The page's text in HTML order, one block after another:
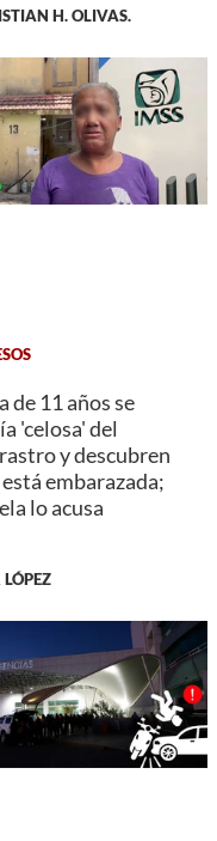
H. OLIVAS.
de 11 años se
'celosa' del
y descubren
embarazada;
lo acusa